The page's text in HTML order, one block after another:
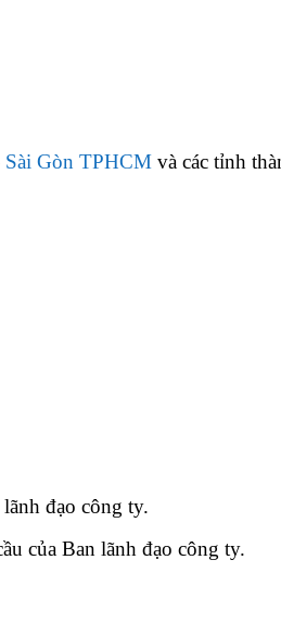
Sài Gòn TPHCMvà các tỉnh
đạo công ty.
của Ban lãnh đạo công ty.